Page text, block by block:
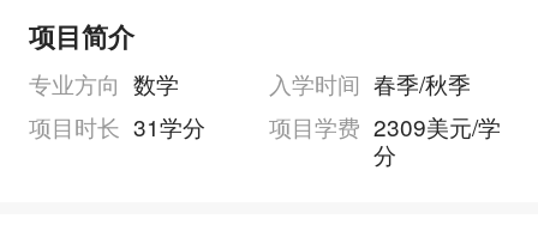
项目简介
专业方向 数学 入学时间 春季/秋季
项目时长 31学分 项目学费 2309美元/学
分